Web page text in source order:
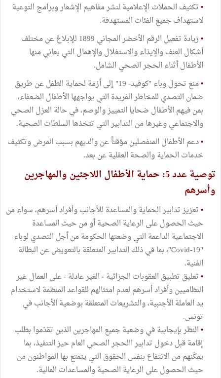
•تكثيف الحملات الإعلامية لنشر مفاهيم الإشعار وبرامج التوعية
لاستهداف جميع الفئات المستهدفة.
•
زيادة تفعيل الرقم الأخضر المجاني 1899 للإبلاغ عن مختلف
أشكال العنف والإيذاء والاستغلال والإهمال التي يعاني منها
الأطفال أثناء الحجر الصحي الشامل.
•
منع تحول وباء "كوفيد- 19" إلى أزمة لحماية الطفل عن طريق
ضمان التصدي للمخاطر الفريدة التي يواجهها الأطفال الضعفاء،
بمن فيهم الأطفال ضحايا التمييز والوصم، في حالة العزل الصحي
والاجتماعي وغيرها من التدابير التي تتخذها السلطات الصحية.
•دعم الأطفال المنفصلين مؤقتاً عن والديهم بسبب المرض وتكثيف
خدمات الحماية والصحة العقلية عن بعد.
توصية عدد 5: حماية الأطفال اللاجئين والمهاجرين
وأسرهم
•تعزيز تدابير الحماية والمساعدة للأجانب وأفراد أسرهم، سواء من
حيث الحصول على الرعاية الصحية أو من حيث المساعدة
الاجتماعية الداعمة التي وضعتها الحكومة من أجل التصدي لوباء
"Covid-19"، بما في ذلك التدابير المتعلقة بالتعويض عن البطالة
الفنية.
•تعليق تطبيق العقوبات الجزائية - الغير عادلة - على العمال غير
النظاميين وأفراد أسرهم لعدم امتثالهم للقواعد المنظمة لاستخدام
يد العاملة الأجنبية، والتشريعات المتعلقة بوضعية الأجانب في
تونس.
•النظر بإيجابية في وضعية جميع المهاجرين الذين تقدّموا بطلب
إقامة قبل دخول تدابير االحجر الصحي العام حيز التنفيذ، بما
يمكّنهم من الانتفاع بنفس الحقوق التي يتمتع بها المواطنون من
حيث الحصول على الرعاية الصحية والمساعدات المالية.